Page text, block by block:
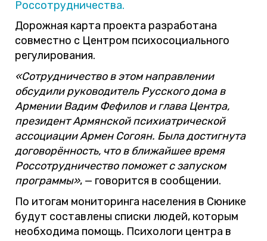
Россотрудничества.
Дорожная карта проекта разработана
совместно с Центром психосоциального
регулирования.
«Сотрудничество в этом направлении
обсудили руководитель Русского дома в
Армении Вадим Фефилов и глава Центра,
президент Армянской психиатрической
ассоциации Армен Согоян. Была достигнута
договорённость, что в ближайшее время
Россотрудничество поможет с запуском
программы», — говорится в сообщении.
По итогам мониторинга населения в Сюнике
будут составлены списки людей, которым
необходима помощь. Психологи центра в